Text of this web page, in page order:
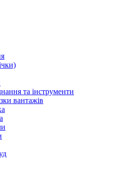
та інструменти
вантажів